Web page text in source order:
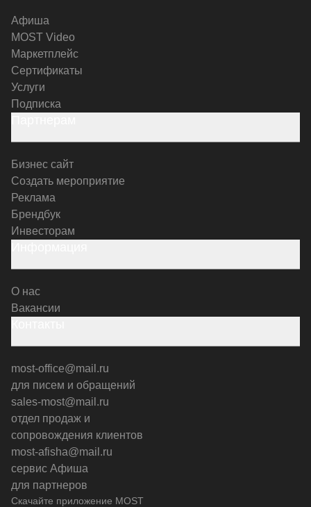
Скачайте приложение MOST
Афиша
MOST Video
Маркетплейс
Сертификаты
Услуги
Подписка
Бизнес сайт
Создать мероприятие
Реклама
Брендбук
Инвесторам
О нас
Вакансии
most-office@mail.ru
для писем и обращений
sales-most@mail.ru
отдел продаж и
сопровождения клиентов
most-afisha@mail.ru
сервис Афиша
для партнеров